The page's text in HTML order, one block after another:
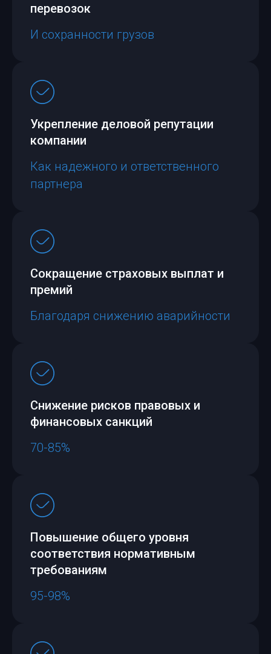
перевозок
И сохранности грузов
Укрепление деловой репутации
компании
Как надежного и ответственного
партнера
Сокращение страховых выплат и
премий
Благодаря снижению аварийности
Снижение рисков правовых и
финансовых санкций
70-85%
Повышение общего уровня
соответствия нормативным
требованиям
95-98%